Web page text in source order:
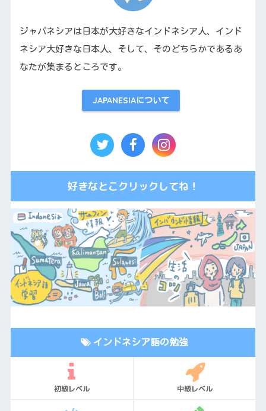
ジャパネシアは日本が大好きなインドネシア人、インド
ネシア大好きな日本人、そして、そのどちらかであるあ
なたが集まるところです。
JAPANESIAについて
好きなとこクリックしてね！
インドネシア語の勉強
初級レベル 中級レベル